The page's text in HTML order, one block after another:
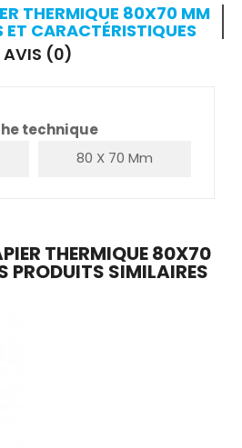
THERMIQUE 80X70 MM
ET CARACTÉRISTIQUES
AVIS (0)
technique
80 X 70 Mm
THERMIQUE 80X70
PRODUITS SIMILAIRES